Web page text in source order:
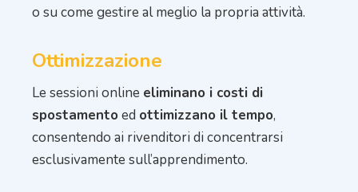
o su come gestire al meglio la propria attività.
Ottimizzazione
Le sessioni online eliminano i costi di
spostamentoed ottimizzano il tempo,
consentendo ai rivenditori di concentrarsi
esclusivamente sull’apprendimento.